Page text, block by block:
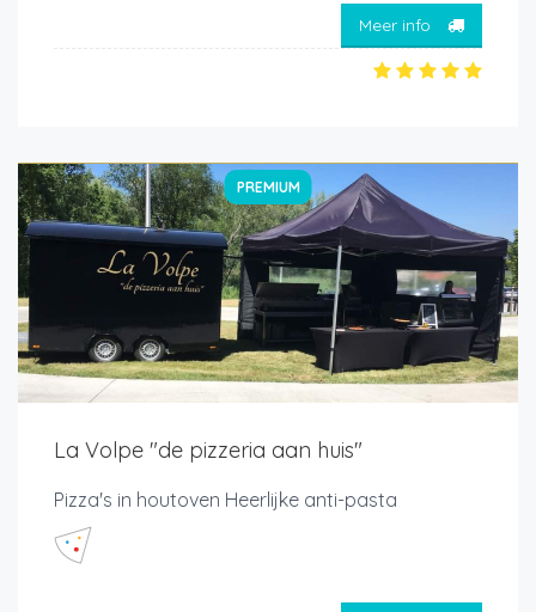
Meer info
PREMIUM
La Volpe "de pizzeria aan huis"
Pizza's in houtoven Heerlijke anti-pasta